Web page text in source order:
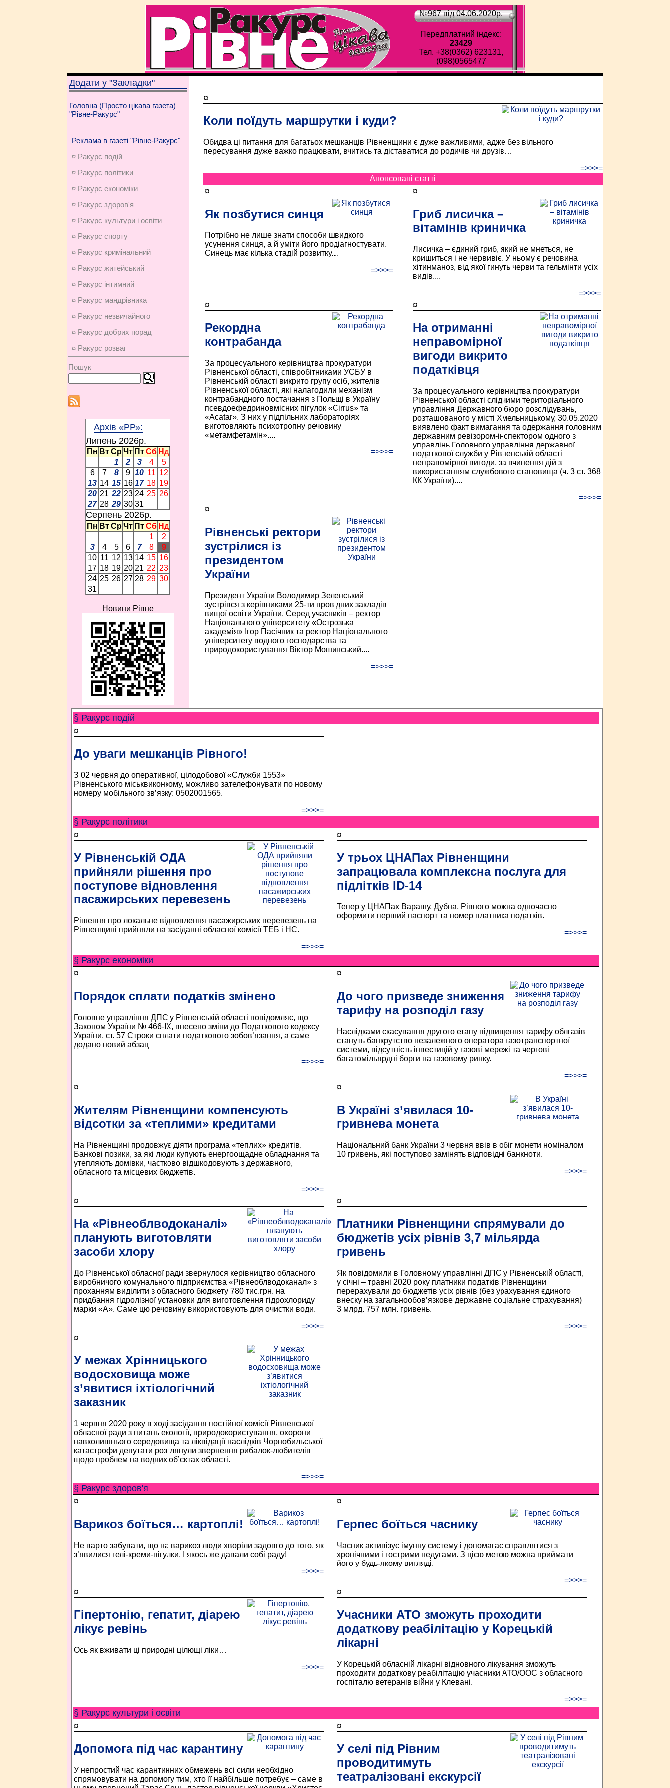
№967 від 04.06.2020p.
Передплатний індекс:
23429
Тел. +38(0362) 623131,
(098)0565477
Додати у "Закладки"
Головна (Просто цікава газета)
"Рівне-Ракурс"
Реклама в газеті "Рівне-Ракурс"
¤ Ракурс подій
¤ Ракурс політики
¤ Ракурс економiки
¤ Ракурс здоров'я
¤ Ракурс культури і освіти
¤ Ракурс спорту
¤ Ракурс кримінальний
¤ Ракурс житейський
¤ Ракурс інтимний
¤ Ракурс мандрівника
¤ Ракурс незвичайного
¤ Ракурс добрих порад
¤ Ракурс розваг
Пошук
Архів «РР»:
Липень 2026p.
Пн ВтСрЧт ПтСб Нд
1
2 3 4
5
6
7 8 9 10 11 12
13 14 15 16 17 18 19
20 21 22 23 24 25 26
27 28 29 30 31
Серпень 2026p.
Пн ВтСрЧт ПтСб Нд
1
2
3
4 5 6 7 8
9
10 11 12 13 14 15 16
17 18 19 20 21 22 23
24 25 26 27 28 29 30
31
Новини Рівне
¤
Коли поїдуть маршрутки і куди?
Обидва ці питання для багатьох мешканців Рівненщини є дуже важливими, адже без вільного
пересування дуже важко працювати, вчитись та діставатися до родичів чи друзів…
=>>>=
Анонсовані статті
¤
Як позбутися синця
Потрібно не лише знати способи швидкого
усунення синця, а й уміти його продіагностувати.
Синець має кілька стадій розвитку....
=>>>=
¤
Гриб лисичка –
вітамінів криничка
Лисичка – єдиний гриб, який не мнеться, не
кришиться і не червивіє. У ньому є речовина
хітинманоз, від якої гинуть черви та гельмінти усіх
видів....
=>>>=
¤
Рекордна
контрабанда
За процесуального керівництва прокуратури
Рівненської області, співробітниками УСБУ в
Рівненській області викрито групу осіб, жителів
Рівненської області, які налагодили механізм
контрабандного постачання з Польщі в Україну
псевдоефедриновмісних пігулок «Cirrus» та
«Acatar». З них у підпільних лабораторіях
виготовляють психотропну речовину
«метамфетамін»....
=>>>=
¤
На отриманні
неправомірної
вигоди викрито
податківця
За процесуального керівництва прокуратури
Рівненської області слідчими територіального
управління Державного бюро розслідувань,
розташованого у місті Хмельницькому, 30.05.2020
виявлено факт вимагання та одержання головним
державним ревізором-інспектором одного з
управлінь Головного управління державної
податкової служби у Рівненській області
неправомірної вигоди, за вчинення дій з
використанням службового становища (ч. 3 ст. 368
КК України)....
=>>>=
¤
Рівненські ректори
зустрілися із
президентом
України
Президент України Володимир Зеленський
зустрівся з керівниками 25-ти провідних закладів
вищої освіти України. Серед учасників – ректор
Національного університету «Острозька
академія» Ігор Пасічник та ректор Національного
університету водного господарства та
природокористування Віктор Мошинський....
=>>>=
§ Ракурс подій
¤
До уваги мешканців Рівного!
З 02 червня до оперативної, цілодобової «Служби 1553»
Рівненського міськвиконкому, можливо зателефонувати по новому
номеру мобільного зв’язку: 0502001565.
=>>>=
§ Ракурс політики
¤
У Рівненській ОДА
прийняли рішення про
поступове відновлення
пасажирських перевезень
Рішення про локальне відновлення пасажирських перевезень на
Рівненщині прийняли на засіданні обласної комісії ТЕБ і НС.
=>>>=
¤
У трьох ЦНАПах Рівненщини
запрацювала комплексна послуга для
підлітків ID-14
Тепер у ЦНАПах Варашу, Дубна, Рівного можна одночасно
оформити перший паспорт та номер платника податків.
=>>>=
§ Ракурс економiки
¤
Порядок сплати податків змінено
Головне управління ДПС у Рівненській області повідомляє, що
Законом України № 466-IX, внесено зміни до Податкового кодексу
України, ст. 57 Строки сплати податкового зобов’язання, а саме
додано новий абзац
=>>>=
¤
До чого призведе зниження
тарифу на розподіл газу
Наслідками скасування другого етапу підвищення тарифу облгазів
стануть банкрутство незалежного оператора газотранспортної
системи, відсутність інвестицій у газові мережі та чергові
багатомільярдні борги на газовому ринку.
=>>>=
¤
Жителям Рівненщини компенсують
відсотки за «теплими» кредитами
На Рівненщині продовжує діяти програма «теплих» кредитів.
Банкові позики, за які люди купують енергоощадне обладнання та
утепляють домівки, частково відшкодовують з державного,
обласного та місцевих бюджетів.
=>>>=
¤
В Україні з’явилася 10-
гривнева монета
Національний банк України 3 червня ввів в обіг монети номіналом
10 гривень, які поступово замінять відповідні банкноти.
=>>>=
¤
На «Рівнеоблводоканалі»
планують виготовляти
засоби хлору
До Рівненської обласної ради звернулося керівництво обласного
виробничого комунального підприємства «Рівнеоблводоканал» з
проханням виділити з обласного бюджету 780 тис.грн. на
придбання гідролізної установки для виготовлення гідрохлориду
марки «А». Саме цю речовину використовують для очистки води.
=>>>=
¤
Платники Рівненщини спрямували до
бюджетів усіх рівнів 3,7 мільярда
гривень
Як повідомили в Головному управлінні ДПС у Рівненській області,
у січні – травні 2020 року платники податків Рівненщини
перерахували до бюджетів усіх рівнів (без урахування єдиного
внеску на загальнообов’язкове державне соціальне страхування)
3 млрд. 757 млн. гривень.
=>>>=
¤
У межах Хрінницького
водосховища може
з’явитися іхтіологічний
заказник
1 червня 2020 року в ході засідання постійної комісії Рівненської
обласної ради з питань екології, природокористування, охорони
навколишнього середовища та ліквідації наслідків Чорнобильської
катастрофи депутати розглянули звернення рибалок-любителів
щодо проблем на водних об’єктах області.
=>>>=
§ Ракурс здоров'я
¤
Варикоз боїться… картоплі!
Не варто забувати, що на варикоз люди хворіли задовго до того, як
з’явилися гелі-креми-пігулки. І якось же давали собі раду!
=>>>=
¤
Герпес боїться часнику
Часник активізує імунну систему і допомагає справлятися з
хронічними і гострими недугами. З цією метою можна приймати
його у будь-якому вигляді.
=>>>=
¤
Гіпертонію, гепатит, діарею
лікує ревінь
Ось як вживати ці природні цілющі ліки…
=>>>=
¤
Учасники АТО зможуть проходити
додаткову реабілітацію у Корецькій
лікарні
У Корецькій обласній лікарні відновного лікування зможуть
проходити додаткову реабілітацію учасники АТО/ООС з обласного
госпіталю ветеранів війни у Клевані.
=>>>=
§ Ракурс культури і освіти
¤
Допомога під час карантину
У непростий час карантинних обмежень всі сили необхідно
спрямовувати на допомогу тим, хто її найбільше потребує – саме в
¤
У селі під Рівним
проводитимуть
театралізовані екскурсії